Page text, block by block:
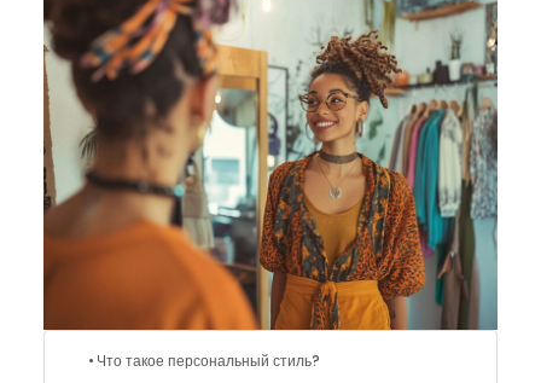
Что такое персональный стиль?